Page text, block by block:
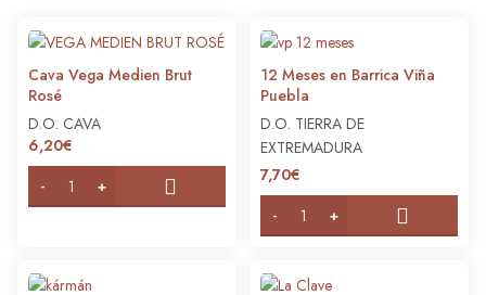
Cava Vega Medien Brut
Rosé
D.O. CAVA
6,20€
12 Meses en Barrica Viña
Puebla
D.O. TIERRA DE
EXTREMADURA
7,70€